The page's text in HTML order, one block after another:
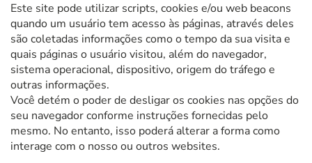
Este site pode utilizar scripts, cookies e/ou web beacons
quando um usuário tem acesso às páginas, através deles
são coletadas informações como o tempo da sua visita e
quais páginas o usuário visitou, além do navegador,
sistema operacional, dispositivo, origem do tráfego e
outras informações.
Você detém o poder de desligar os cookies nas opções do
seu navegador conforme instruções fornecidas pelo
mesmo. No entanto, isso poderá alterar a forma como
interage com o nosso ou outros websites.